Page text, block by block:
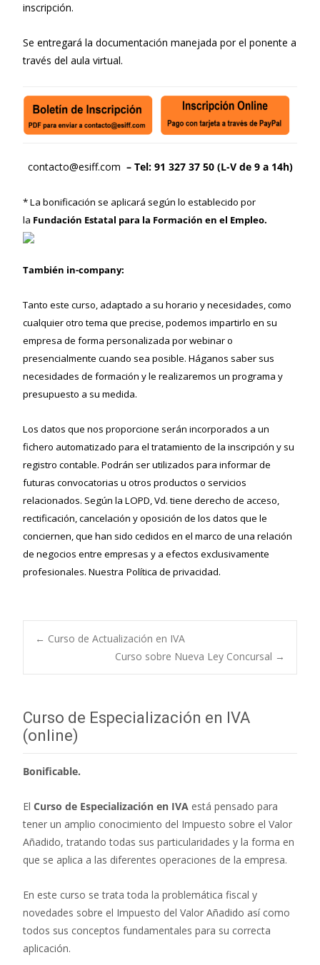
inscripción.
Se entregará la documentación manejada por el ponente a
través del aula virtual.
contacto@esiff.com – Tel: 91 327 37 50 (L-V de 9 a 14h)
* La bonificación se aplicará según lo establecido por
la Fundación Estatal para la Formación en el Empleo.
También in-company:
Tanto este curso, adaptado a su horario y necesidades, como
cualquier otro tema que precise, podemos impartirlo en su
empresa de forma personalizada por webinar o
presencialmente cuando sea posible. Háganos saber sus
necesidades de formación y le realizaremos un programa y
presupuesto a su medida.
Los datos que nos proporcione serán incorporados a un
fichero automatizado para el tratamiento de la inscripción y su
registro contable. Podrán ser utilizados para informar de
futuras convocatorias u otros productos o servicios
relacionados. Según la LOPD, Vd. tiene derecho de acceso,
rectificación, cancelación y oposición de los datos que le
conciernen, que han sido cedidos en el marco de una relación
de negocios entre empresas y a efectos exclusivamente
profesionales. Nuestra Política de privacidad.
Navegación de
entradas
← Curso de Actualización en IVA
Curso sobre Nueva Ley Concursal →
Curso de Especialización en IVA
(online)
Bonificable.
El Curso de Especialización en IVA está pensado para
tener un amplio conocimiento del Impuesto sobre el Valor
Añadido, tratando todas sus particularidades y la forma en
que se aplica a las diferentes operaciones de la empresa.
En este curso se trata toda la problemática fiscal y
novedades sobre el Impuesto del Valor Añadido así como
todos sus conceptos fundamentales para su correcta
aplicación.